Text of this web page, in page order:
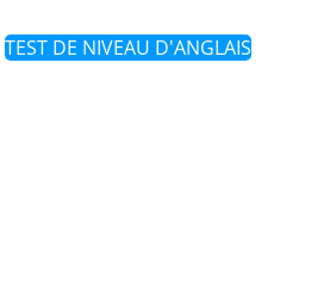
TEST DE NIVEAU D'ANGLAIS